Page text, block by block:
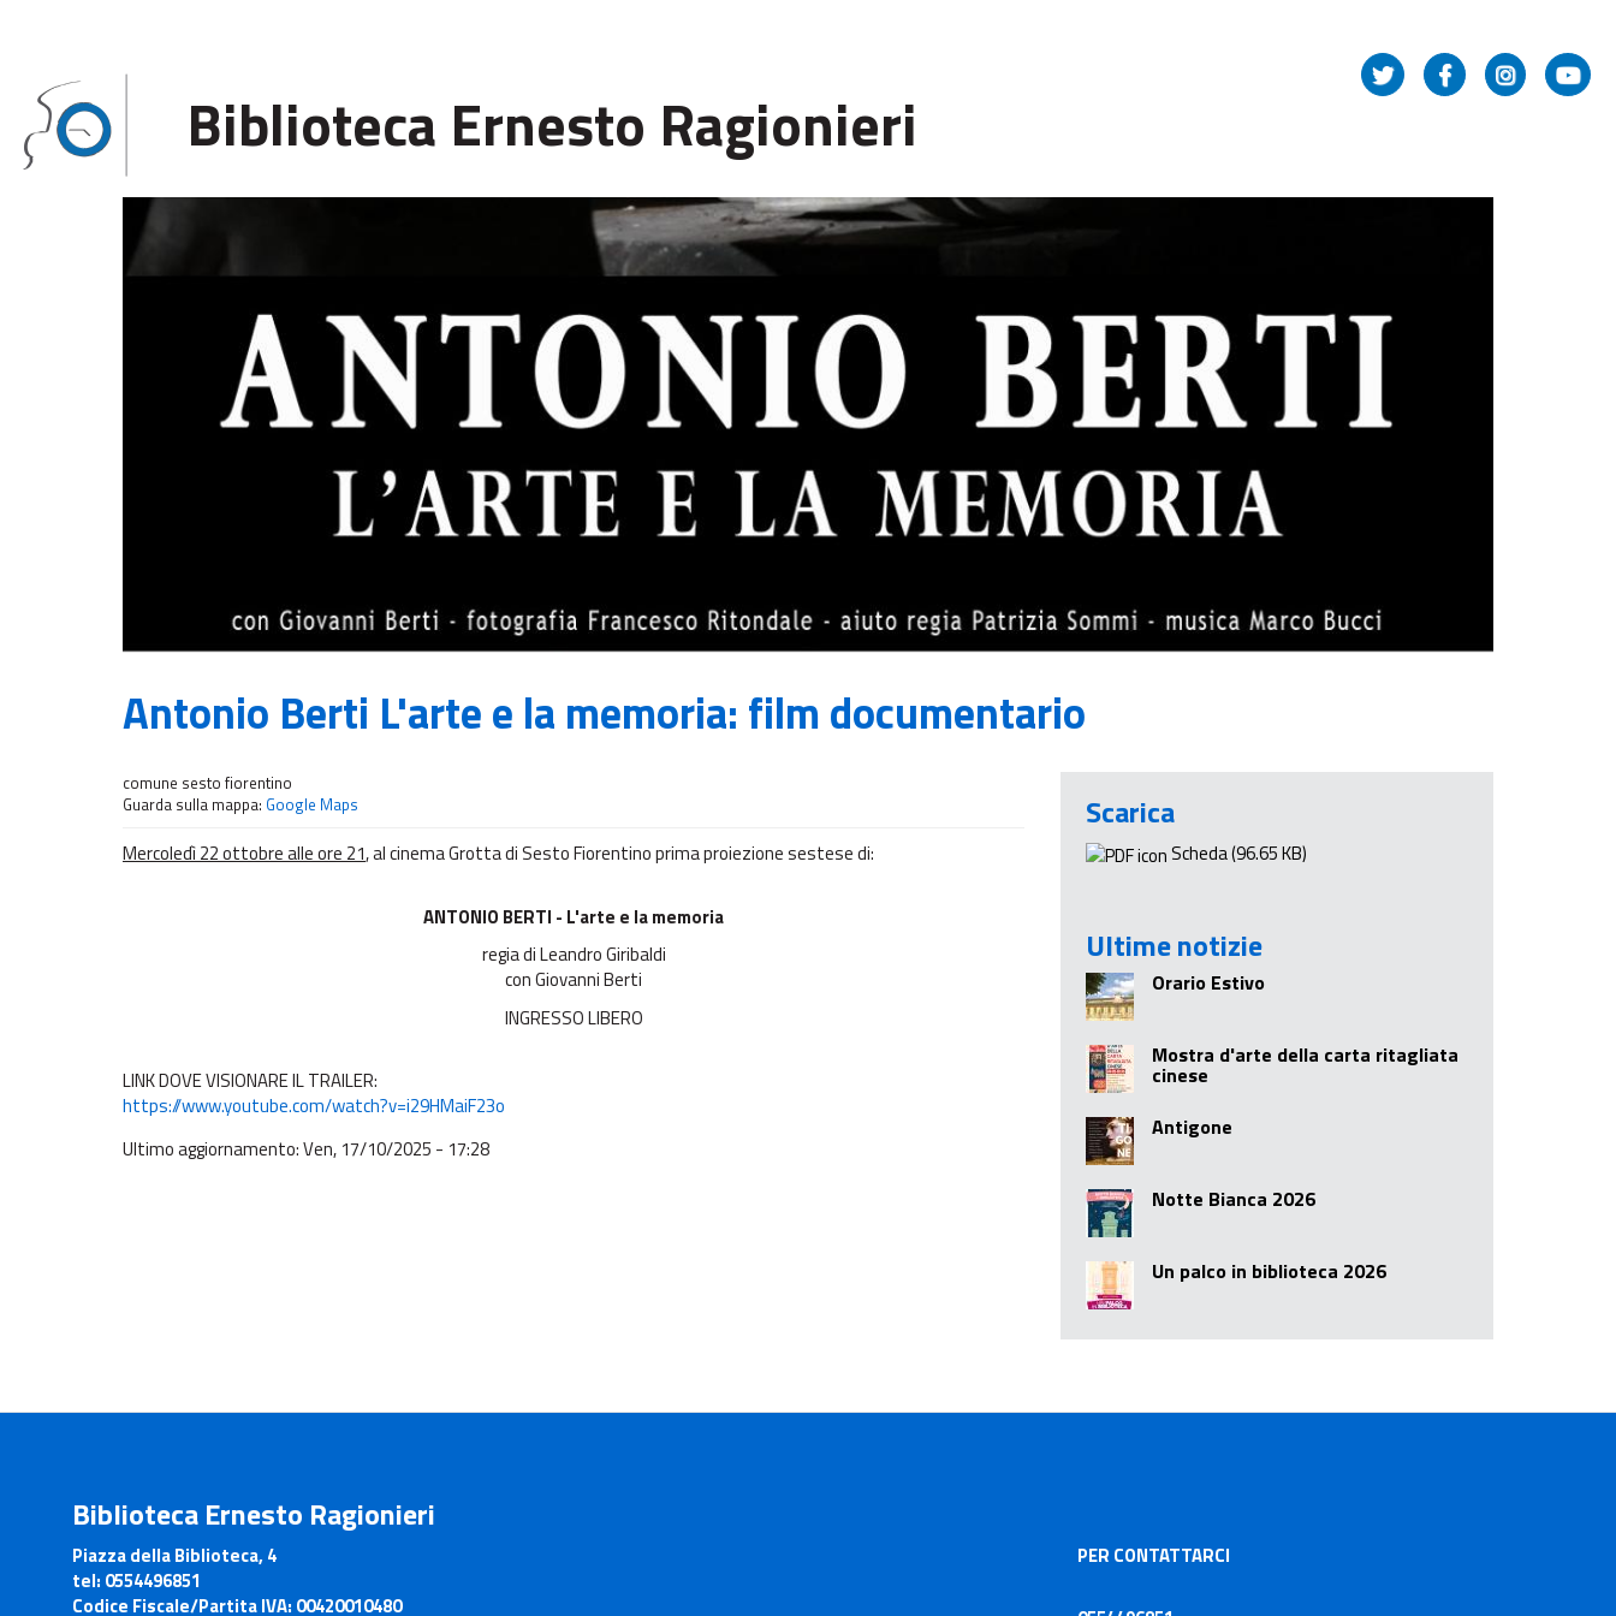
Biblioteca Ernesto Ragionieri
Antonio Berti L'arte e la memoria: film documentario
comune sesto fiorentino
Guarda sulla mappa: Google Maps
Mercoledì 22 ottobre alle ore 21, al cinema Grotta di Sesto Fiorentino prima proiezione sestese di:
ANTONIO BERTI - L'arte e la memoria
regia di Leandro Giribaldi
con Giovanni Berti
INGRESSO LIBERO
LINK DOVE VISIONARE IL TRAILER:
https://www.youtube.com/watch?v=i29HMaiF23o
Ultimo aggiornamento: Ven, 17/10/2025 - 17:28
Scarica
Scheda(96.65 KB)
Ultime notizie
Orario Estivo
Mostra d'arte della carta ritagliata
cinese
Antigone
Notte Bianca 2026
Un palco in biblioteca 2026
Biblioteca Ernesto Ragionieri
Piazza della Biblioteca, 4
tel: 0554496851
Codice Fiscale/Partita IVA: 00420010480
PER CONTATTARCI